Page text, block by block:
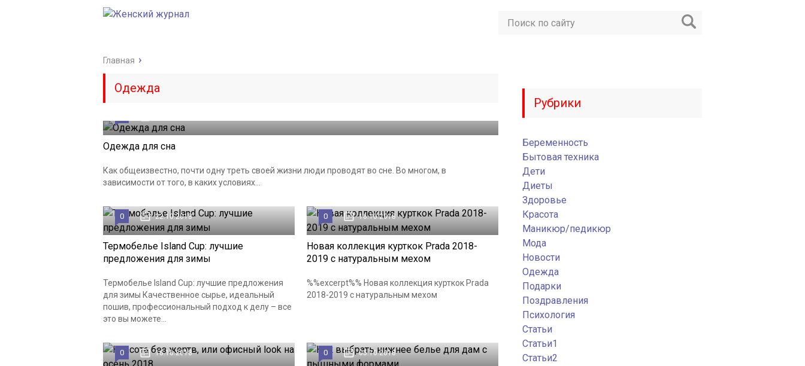
Главная
Одежда
Одежда для сна
Как общеизвестно, почти одну треть своей жизни люди проводят во сне. Во многом, в
зависимости от того, в каких условиях...
0 22.10.2018
Термобелье Island Cup: лучшие
предложения для зимы
Термобелье Island Cup: лучшие предложения
для зимы Качественное сырье, идеальный
пошив, профессиональный подход к делу – все
это вы можете...
0 16.10.2018
Новая коллекция курткок Prada 2018-
2019 c натуральным мехом
%%excerpt%% Новая коллекция курткок Prada
2018-2019 c натуральным мехом
0 16.10.2018 0 05.10.2018
Рубрики
Беременность
Бытовая техника
Дети
Диеты
Здоровье
Красота
Маникюр/педикюр
Мода
Новости
Одежда
Подарки
Поздравления
Психология
Статьи
Статьи1
Статьи2